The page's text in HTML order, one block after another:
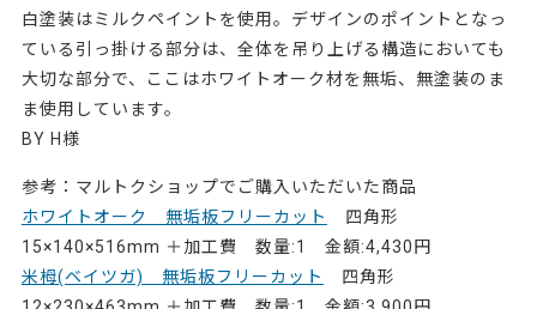
白塗装はミルクペイントを使用。デザインのポイントとなっ
ている引っ掛ける部分は、全体を吊り上げる構造においても
大切な部分で、ここはホワイトオーク材を無垢、無塗装のま
ま使用しています。
BY H様
参考：マルトクショップでご購入いただいた商品
ホワイトオーク 無垢板フリーカット
四角形
15×140×516mm ＋加工費 数量:1 金額:4,430円
米栂(ベイツガ) 無垢板フリーカット
四角形